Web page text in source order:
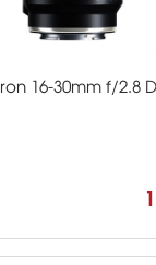
16-30mm f/2.8